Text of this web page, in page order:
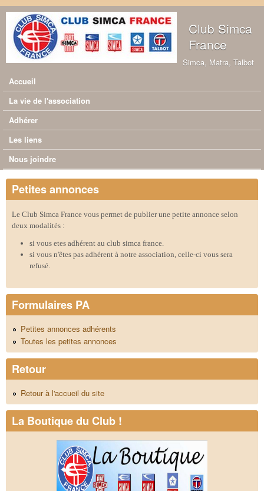
Aller au contenu principal
Club Simca
France
Simca, Matra, Talbot
Menu principal
Accueil
La vie de l'association
Adhérer
Les liens
Nous joindre
Petites annonces
Le Club Simca France vous permet de publier une petite annonce selon
deux modalités :
si vous etes adhérent au club simca france.
si vous n'êtes pas adhérent à notre association, celle-ci vous sera
refusé.
Formulaires PA
Petites annonces adhérents
Toutes les petites annonces
Retour
Retour à l'accueil du site
La Boutique du Club !